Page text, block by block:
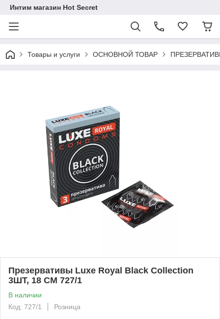
Интим магазин Hot Secret
Товары и услуги ОСНОВНОЙ ТОВАР
Презервативы Luxe Royal Black Collection
3ШТ, 18 СМ 727/1
В наличии
Код: 727/1
Розница